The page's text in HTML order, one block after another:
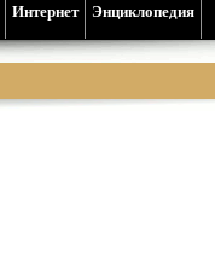
Интернет Энциклопедия